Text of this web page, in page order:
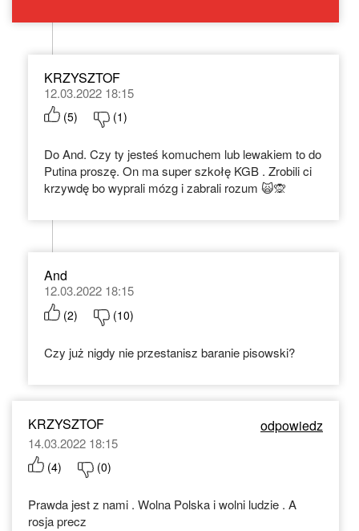
KRZYSZTOF
12.03.2022 18:15
(5) (1)
Do And. Czy ty jesteś komuchem lub lewakiem to do
Putina proszę. On ma super szkołę KGB . Zrobili ci
krzywdę bo wyprali mózg i zabrali rozum 🙀🙊
And
12.03.2022 18:15
(2) (10)
Czy już nigdy nie przestanisz baranie pisowski?
KRZYSZTOF odpowiedz
14.03.2022 18:15
(4) (0)
Prawda jest z nami . Wolna Polska i wolni ludzie . A
rosja precz